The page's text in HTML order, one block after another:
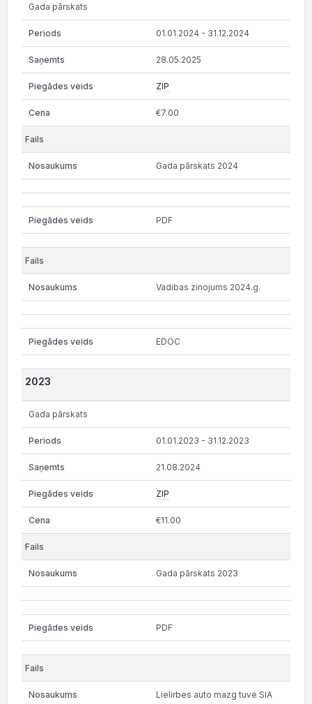
Gada pārskats
01.01.2024 - 31.12.2024
28.05.2025
ZIP
€7.00
Gada pārskats 2024
PDF
Vadibas zinojums 2024.g.
EDOC
2023
Gada pārskats
01.01.2023 - 31.12.2023
21.08.2024
ZIP
€11.00
Gada pārskats 2023
PDF
Lielirbes auto mazg tuve SIA